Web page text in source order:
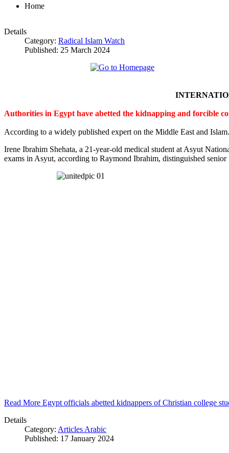
Home
Details
Category: Radical Islam Watch
Published: 25 March 2024
Authorities in Egypt have abetted the kidnapping and forcible
According to a widely published expert on the Middle East and Islam.
Irene Ibrahim Shehata, a 21-year-old medical student at Asyut
exams in Asyut, according to Raymond Ibrahim, distinguished
Read More Egypt officials abetted kidnappers of Christian college
Details
Category: Articles Arabic
Published: 17 January 2024